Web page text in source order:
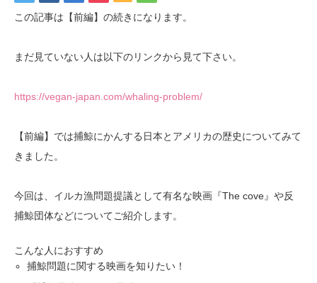
この記事は【前編】の続きになります。
まだ見ていない人は以下のリンクから見て下さい。
https://vegan-japan.com/whaling-problem/
【前編】では捕鯨にかんする日本とアメリカの歴史についてみて
きました。
今回は、イルカ漁問題提議として有名な映画『The cove』や反
捕鯨団体などについてご紹介します。
こんな人におすすめ
捕鯨問題に関する映画を知りたい！